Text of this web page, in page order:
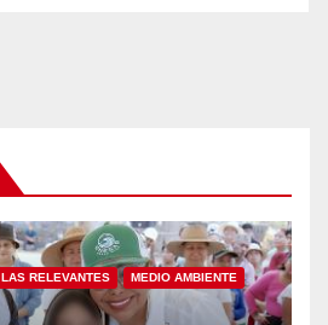
LAS RELEVANTES MEDIO AMBIENTE